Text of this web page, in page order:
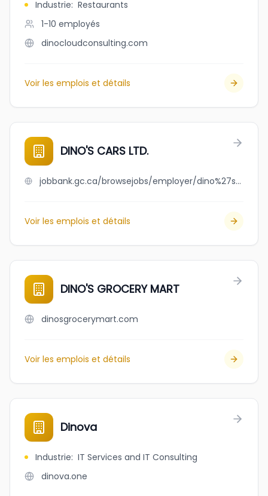
Industrie: Restaurants
1-10 employés
dinocloudconsulting.com
Voir les emplois et détails
DINO'S CARS LTD.
jobbank.gc.ca/browsejobs/employer/dino%27s+cars+ltd./ca
Voir les emplois et détails
DINO'S GROCERY MART
dinosgrocerymart.com
Voir les emplois et détails
Dinova
Industrie: IT Services and IT Consulting
dinova.one